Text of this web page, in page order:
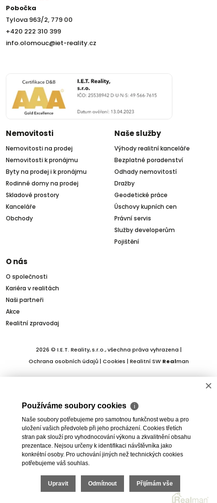
Pobočka
Tylova 963/2, 779 00
+420 222 310 399
info.olomouc@iet-reality.cz
Nemovitosti
Nemovitosti na prodej
Nemovitosti k pronájmu
Byty na prodej i k pronájmu
Rodinné domy na prodej
Skladové prostory
Kanceláře
Obchody
Naše služby
Výhody realitní kanceláře
Bezplatné poradenství
Odhady nemovitostí
Dražby
Geodetické práce
Úschovy kupních cen
Právní servis
Služby developerům
Pojištění
O nás
O společnosti
Kariéra v realitách
Naši partneři
Akce
Realitní zpravodaj
2026 © I.E.T. Reality, s.r.o., všechna práva vyhrazena |
Ochrana osobních údajů| Cookies | Realitní SW Realman
×
Používáme soubory cookies ℹ
Naše soubory potřebujeme pro samotnou funkčnost webu a pro
uložení vašich předvoleb při jeho procházení. Cookies třetích
stran pak slouží pro vyhodnocování výkonu a zkvalitnění obsahu
prezentace. Nejsou určeny k identifikaci návštěvníka jako
konkrétní osoby. Pro uchování jiných než technických cookies
potřebujeme váš souhlas.
Upravit Odmítnout Přijímám vše